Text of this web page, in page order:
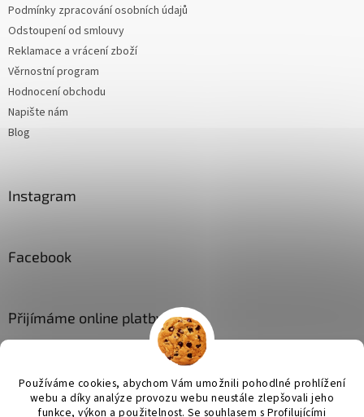
Používáme cookies, abychom Vám umožnili pohodlné prohlížení
webu a díky analýze provozu webu neustále zlepšovali jeho
funkce, výkon a použitelnost. Se souhlasem s Profilujícími
Podmínky zpracování osobních údajů
Odstoupení od smlouvy
Reklamace a vrácení zboží
Věrnostní program
Hodnocení obchodu
Napište nám
Blog
Instagram
Facebook
Přijímáme online platby